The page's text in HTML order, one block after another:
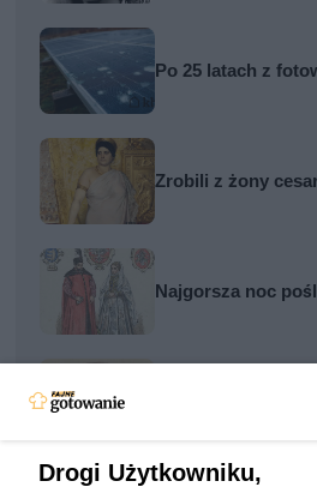
Po 25 latach z
Zrobili z żony
Najgorsza noc
Drogi Użytkowniku,